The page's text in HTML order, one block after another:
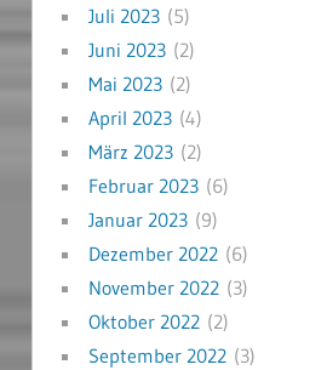
Juli 2023(5)
Juni 2023(2)
Mai 2023(2)
April 2023(4)
März 2023(2)
Februar 2023(6)
Januar 2023(9)
Dezember 2022(6)
November 2022(3)
Oktober 2022(2)
September 2022(3)